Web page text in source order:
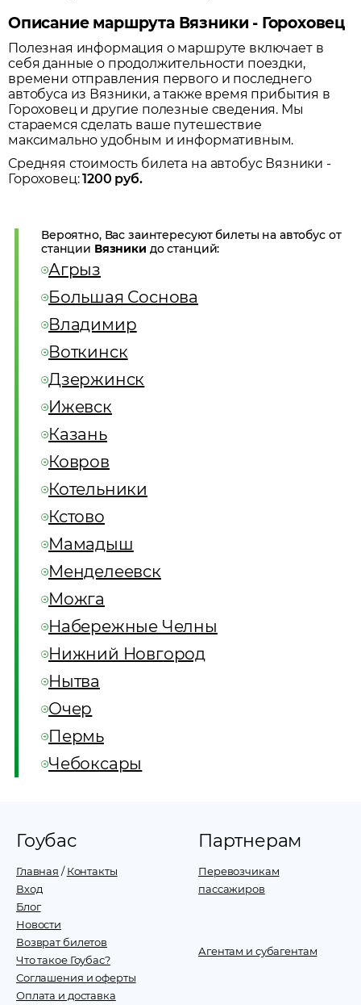
Описание маршрута Вязники - Гороховец
Полезная информация о маршруте включает в
себя данные о продолжительности поездки,
времени отправления первого и последнего
автобуса из Вязники, а также время прибытия в
Гороховеци другие полезные сведения. Мы
стараемся сделать ваше путешествие
максимально удобным и информативным.
Средняя стоимость билета на автобус Вязники -
Гороховец: 1200 руб.
Вероятно, Вас заинтересуют билеты на автобус от
станции Вязники до станций:
Агрыз
Большая Соснова
Владимир
Воткинск
Дзержинск
Ижевск
Казань
Ковров
Котельники
Кстово
Мамадыш
Менделеевск
Можга
Набережные Челны
Нижний Новгород
Нытва
Очер
Пермь
Чебоксары
Гоубас
Главная /Контакты
Вход
Блог
Новости
Возврат билетов
Что такое Гоубас?
Соглашения и оферты
Оплата и доставка
Партнерам
Перевозчикам
пассажиров
Агентам и субагентам